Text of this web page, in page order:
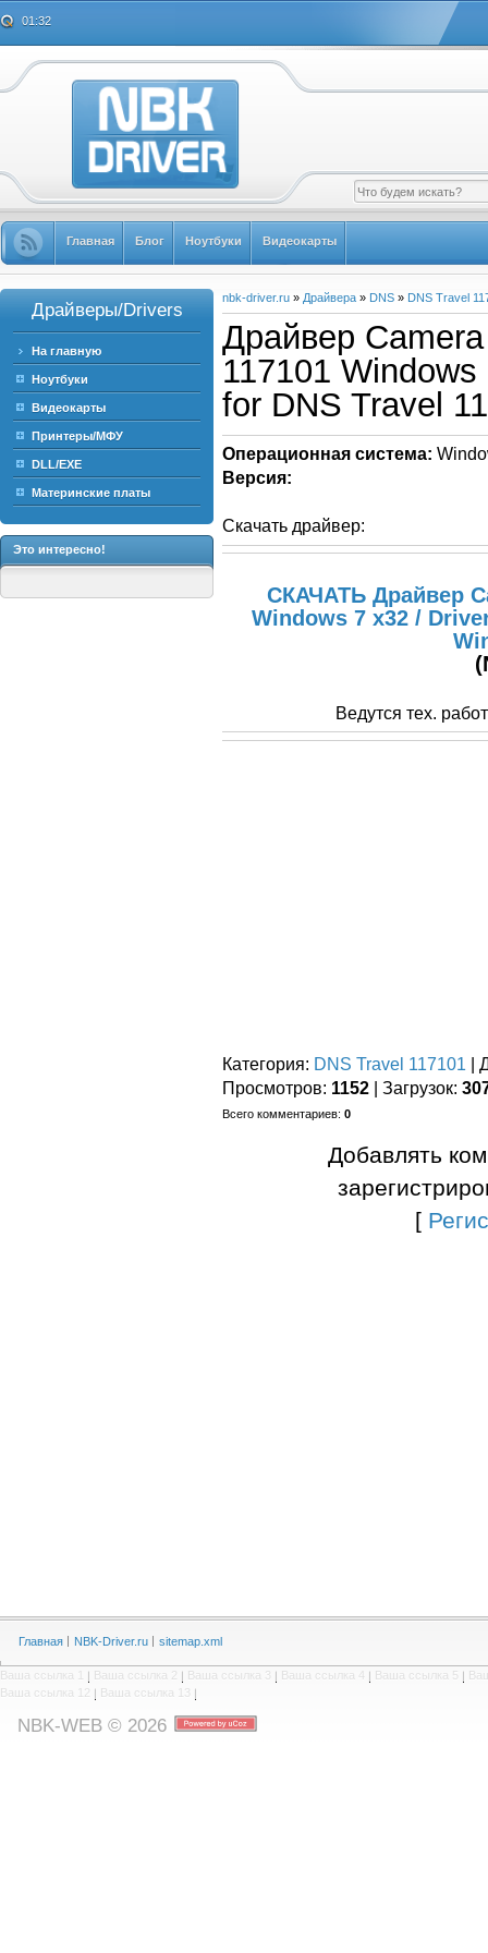
01:32
Главная Блог Ноутбуки Видеокарты
Драйверы/Drivers
На главную
Ноутбуки
Видеокарты
Принтеры/МФУ
DLL/EXE
Материнские платы
Это интересно!
nbk-driver.ru » Драйвера » DNS » DNS Travel
Драйвер
117101
for DNS Travel
Операционная система:
Версия:
Скачать драйвер:
СКАЧАТЬ Драйвер
Windows 7 x32 /
Ведутся тех.
Категория: DNS Travel 117101
Просмотров: 1152 Загрузок:
Всего комментариев: 0
Добавлять
[
Главная NBK-Driver.ru sitemap.xml
Ваша ссылка 1 | Ваша ссылка 2 | Ваша ссылка 3 | Ваша ссылка 4 | Ваша ссылка 5 |
Ваша ссылка 12 | Ваша ссылка 13 |
NBK-WEB © 2026